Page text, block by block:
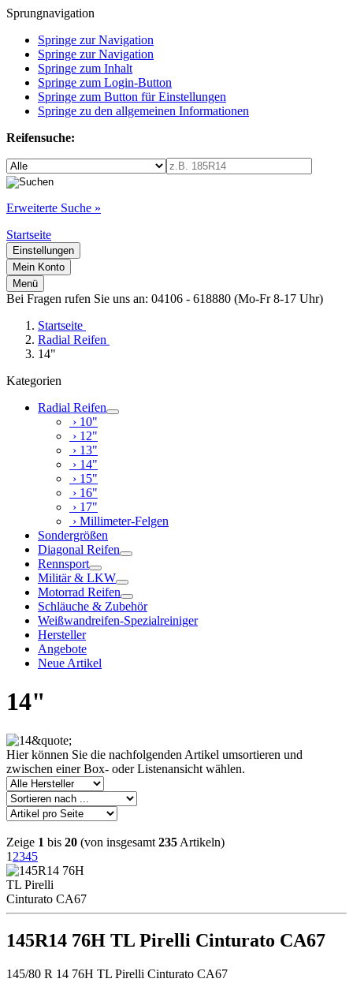
Sprungnavigation
Springe zur Navigation
Springe zur Navigation
Springe zum Inhalt
Springe zum Login-Button
Springe zum Button für Einstellungen
Springe zu den allgemeinen Informationen
Reifensuche:
Erweiterte Suche »
Startseite
Einstellungen
Mein Konto
Menü
Bei Fragen rufen Sie uns an: 04106 - 618880 (Mo-Fr 8-17 Uhr)
Startseite
Radial Reifen
14"
Kategorien
Radial Reifen
› 10"
› 12"
› 13"
› 14"
› 15"
› 16"
› 17"
› Millimeter-Felgen
Sondergrößen
Diagonal Reifen
Rennsport
Militär & LKW
Motorrad Reifen
Schläuche & Zubehör
Weißwandreifen-Spezialreiniger
Hersteller
Angebote
Neue Artikel
14"
Hier können Sie die nachfolgenden Artikel umsortieren und
zwischen einer Box- oder Listenansicht wählen.
Zeige 1 bis 20 (von insgesamt 235 Artikeln)
1 2345
145R14 76H TL Pirelli Cinturato CA67
145/80 R 14 76H TL Pirelli Cinturato CA67